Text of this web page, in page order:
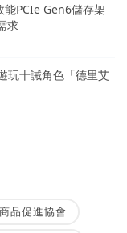
PCIe Gen6儲存架
求
玩十誡角色「德里艾
品促進協會